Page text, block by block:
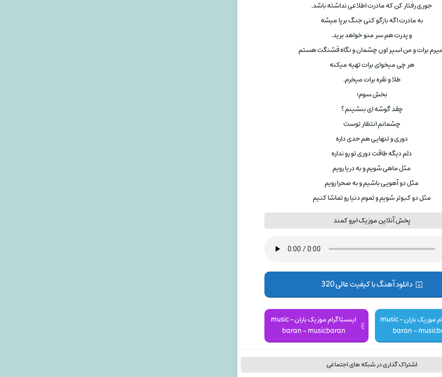
جوری رفتار کن که مادرت اطلاعی نداشته باشد.
به مادرت اگه بازگو کنی جنگ برپا میشه
و پدرت هم سر منو خواهد برید.
برات و من اسیر اون چشمان و نگاه قشنگت هستم
هر چی میخوای برات تهیه میکنه
طلا و نقره برات میخرم.
بخش سوم؛
چقد گوشه ای بنشینم؟
چشمانم انتظار توست
دوری و تنهایی هم حدی داره
دلم دیگه طاقت دوری تو رو نداره
مثل ماهی شویم و به دریا رویم
مثل دو آهویی باشیم و به صحرا رویم
مثل دو کبوتر شویم و تموم دنیا رو تماشا کنیم
پخش آنلاین موزیک ابرو کمند
دانلود آهنگ با کیفیت عالی 320
کانال تلگرام موزیک باران - music
baran -
اینستاگرام موزیک باران - music
baran - musicbaran
اشتراک گذاری در شبکه های اجتماعی